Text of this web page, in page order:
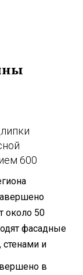
600
около 50
фасадные
стенами и
в